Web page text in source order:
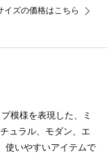
イズの価格はこちら
模様を表現した、ミ
ュラル、モダン、エ
使いやすいアイテムで